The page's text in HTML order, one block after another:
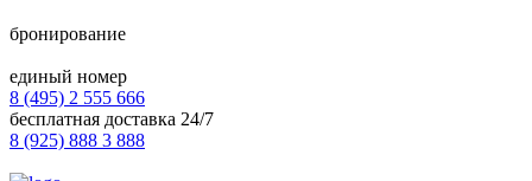
бронирование
единый номер
8 (495) 2 555 666
бесплатная доставка 24/7
8 (925) 888 3 888